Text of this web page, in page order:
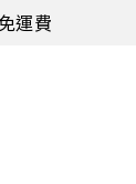
運費